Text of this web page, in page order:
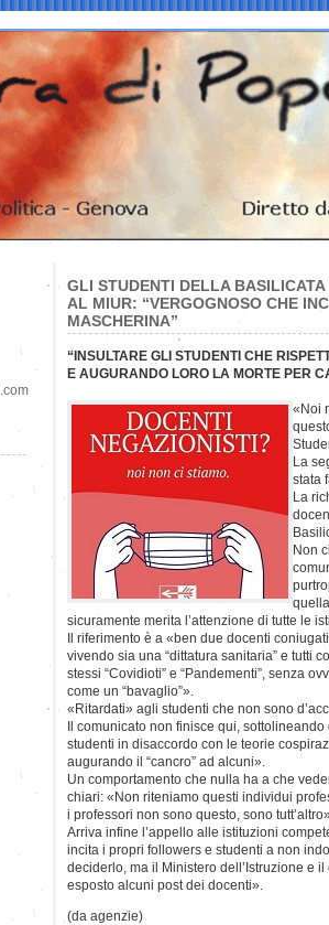
GLI STUDENTI DELLA
AL MIUR: “VERGOGNOSO CHE
MASCHERINA”
“INSULTARE GLI STUDENTI CHE
E AUGURANDO LORO LA MORTE PER
«Noi
La
stata
La
Non
sicuramente merita l’attenzione di tutte le
Il riferimento è a «ben due docenti
vivendo sia una “dittatura sanitaria” e tutti
stessi “Covidioti” e “Pandementi”, senza
come un “bavaglio”».
«Ritardati» agli studenti che non sono
Il comunicato non finisce qui,
studenti in disaccordo con le teorie
augurando il “cancro” ad alcuni».
Un comportamento che nulla ha a che
chiari: «Non riteniamo questi individui
i professori non sono questo, sono
Arriva infine l’appello alle istituzioni
incita i propri followers e studenti a non
deciderlo, ma il Ministero dell’Istruzione e
esposto alcuni post dei docenti».
(da agenzie)